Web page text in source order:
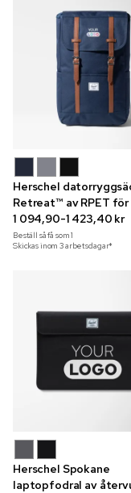
Herschel
Retreat™ av RPET för
tumslaptop
1 094,90-1 423,40 kr
Beställ så få som1
Skickas inom 3 arbetsdagar*
Herschel Spokane
laptopfodral av